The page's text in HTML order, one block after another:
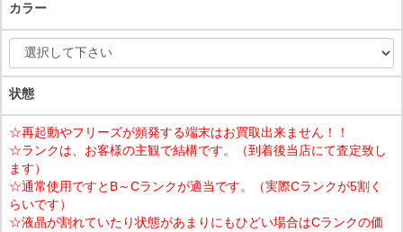
カラー
状態
☆再起動やフリーズが頻発する端末はお買取出来ません！！
☆ランクは、お客様の主観で結構です。（到着後当店にて査定致し
ます）
☆通常使用ですとB～Cランクが適当です。（実際Cランクが5割く
らいです）
☆液晶が割れていたり状態があまりにもひどい場合はCランクの価